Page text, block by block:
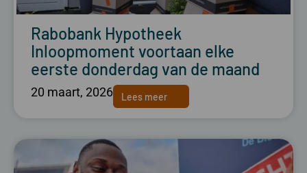
Rabobank Hypotheek
Inloopmoment voortaan elke
eerste donderdag van de maand
20 maart, 2026 Lees meer